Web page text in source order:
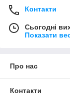
Контакти
Сьогодні
Показати
Про нас
Контакти